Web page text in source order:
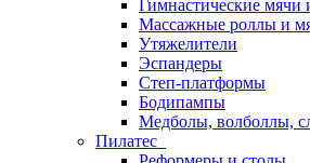
Гимнастические мячи
Массажные роллы и
Утяжелители
Эспандеры
Степ-платформы
Бодипампы
Медболы, волболлы,
Пилатес